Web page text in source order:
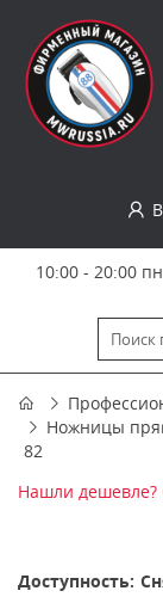
10:00 - 20:00
Ножницы
82
Нашли
Доступность: